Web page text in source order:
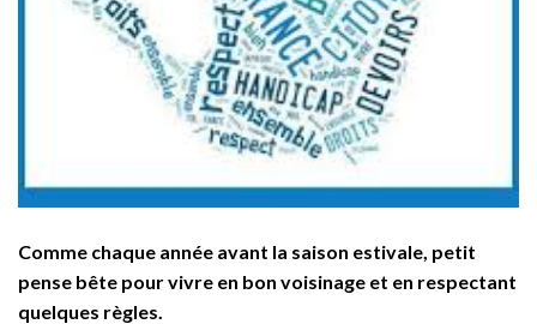
Comme chaque année avant la saison estivale, petit
pense bête pour vivre en bon voisinage et en respectant
quelques règles.